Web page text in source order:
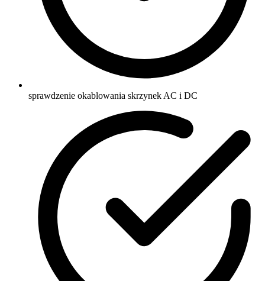
sprawdzenie okablowania skrzynek AC i DC